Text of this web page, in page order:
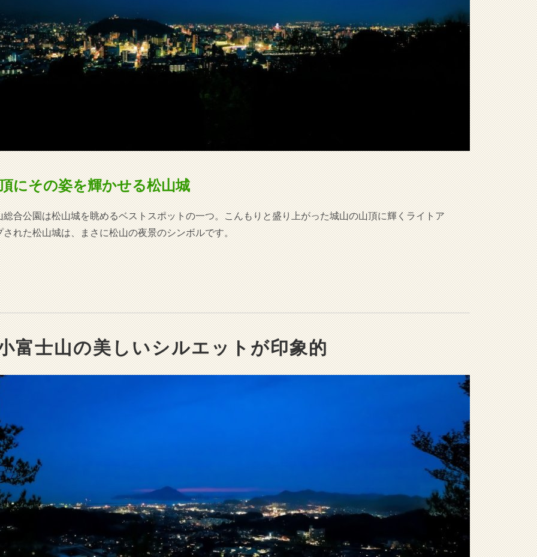
にその姿を輝かせる松山城
総合公園は松山城を眺めるベストスポットの一つ。こんもりと盛り上がった城山の山頂に輝くライトア
された松山城は、まさに松山の夜景のシンボルです。
富士山の美しいシルエットが印象的